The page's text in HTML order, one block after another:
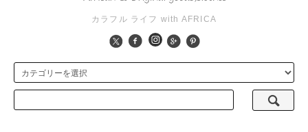
カラフル ライフ with AFRICA